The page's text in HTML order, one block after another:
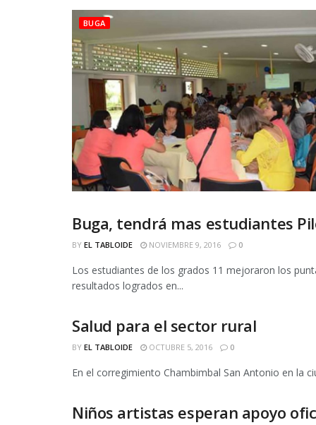
BUGA
BUGA
Buga, tendrá mas estudiantes
BY EL TABLOIDE NOVIEMBRE 9, 2016 0
Los estudiantes de los grados 11 mejoraron los
resultados logrados en...
BUGA
Salud para el sector rural
BY EL TABLOIDE OCTUBRE 5, 2016 0
En el corregimiento Chambimbal San Antonio en la
BUGA
Niños artistas esperan apoyo